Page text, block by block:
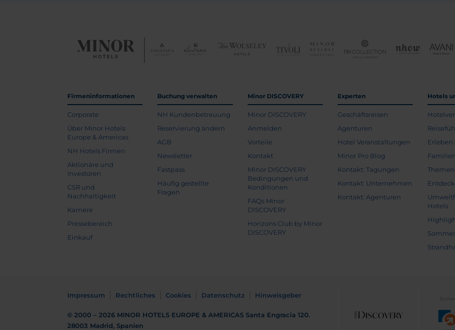
Firmeninformationen
Corporate
Über Minor Hotels
Europe & Americas
NH Hotels Firmen
Aktionäre und
Investoren
CSR und
Nachhaltigkeit
Karriere
Pressebereich
Einkauf
Buchung verwalten
NH Kundenbetreuung
Reservierung ändern
AGB
Newsletter
Fastpass
Häufig gestellte
Fragen
Minor DISCOVERY
Minor DISCOVERY
Anmelden
Vorteile
Kontakt
Minor DISCOVERY
Bedingungen und
Konditionen
FAQs Minor
DISCOVERY
Horizons Club by Minor
DISCOVERY
Experten
Geschäftsreisen
Agenturen
Hotel Veranstaltungen
Minor Pro Blog
Kontakt: Tagungen
Kontakt: Unternehmen
Kontakt: Agenturen
Hotels
Erleben
Hotels
Impressum Rechtliches Cookies Datenschutz Hinweisgeber
© 2000 – 2026 MINOR HOTELS EUROPE & AMERICAS Santa Engracia 120.
28003 Madrid, Spanien